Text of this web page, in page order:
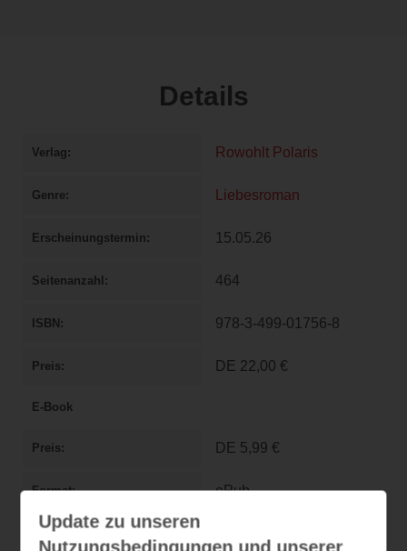
Details
Verlag Rowohlt Polaris
Genre Liebesroman
Erscheinungstermin 15.05.26
Seitenanzahl 464
ISBN 978-3-499-01756-8
Preis DE 22,00 €
E-Book
Preis DE 5,99 €
Format ePub
Update zu unseren
Nutzungsbedingungen und unserer